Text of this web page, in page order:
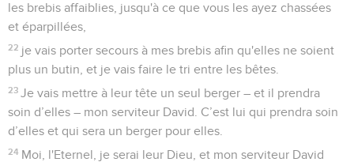
les brebis affaiblies, jusqu'à ce que vous les ayez chassées
et éparpillées,
22 je vais porter secours à mes brebis afin qu'elles ne soient
plus un butin, et je vais faire le tri entre les bêtes.
23 Je vais mettre à leur tête un seul berger – et il prendra
soin d’elles – mon serviteur David. C’est lui qui prendra soin
d’elles et qui sera un berger pour elles.
24 Moi, l'Eternel, je serai leur Dieu, et mon serviteur David